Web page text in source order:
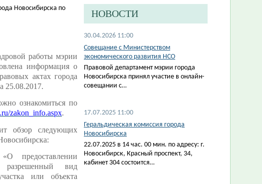
Новосибирска по
работы мэрии
информация о
актах города
25.08.2017.
ознакомиться по
zakon_info.aspx.
обзор следующих
вид
или объекта
НОВОСТИ
30.04.2026 11:00
Совещание с Министерством
экономического развития НСО
Правовой департамент мэрии города
Новосибирска принял участие в онлайн-
совещании с…
17.07.2025 11:00
Геральдическая комиссия города
Новосибирска
22.07.2025 в 14 час. 00 мин. по адресу: г.
Новосибирск, Красный проспект, 34,
кабинет 304 состоится…